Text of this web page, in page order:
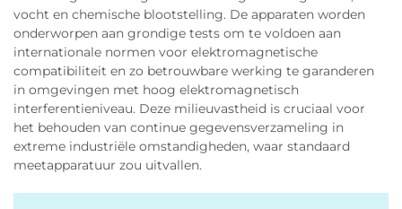
vocht en chemische blootstelling. De apparaten worden
onderworpen aan grondige tests om te voldoen aan
internationale normen voor elektromagnetische
compatibiliteit en zo betrouwbare werking te garanderen
in omgevingen met hoog elektromagnetisch
interferentieniveau. Deze milieuvastheid is cruciaal voor
het behouden van continue gegevensverzameling in
extreme industriële omstandigheden, waar standaard
meetapparatuur zou uitvallen.